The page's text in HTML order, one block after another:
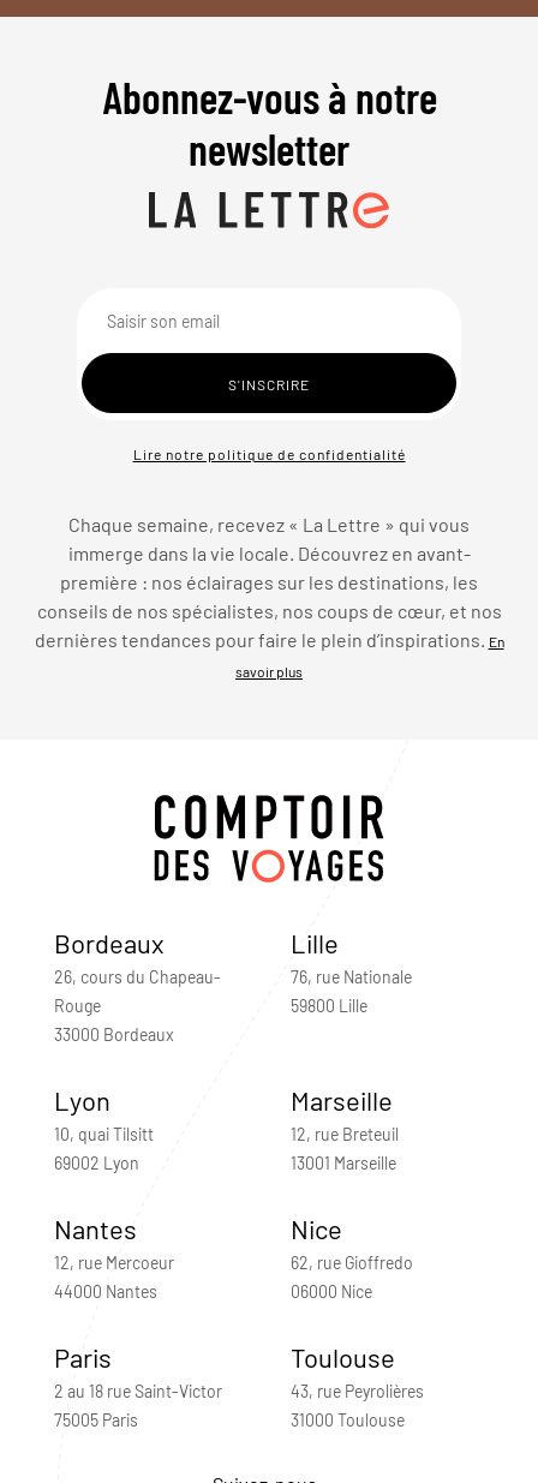
Abonnez-vous à notre
newsletter
Lire notre politique de confidentialité
Chaque semaine, recevez « La Lettre » qui vous
immerge dans la vie locale. Découvrez en avant-
première : nos éclairages sur les destinations, les
conseils de nos spécialistes, nos coups de cœur, et nos
dernières tendances pour faire le plein d’inspirations.
En
savoir plus
Bordeaux
26, cours du Chapeau-
Rouge
33000 Bordeaux
Lille
76, rue Nationale
59800 Lille
Lyon
10, quai Tilsitt
69002 Lyon
Marseille
12, rue Breteuil
13001 Marseille
Nantes
12, rue Mercoeur
44000 Nantes
Nice
62, rue Gioffredo
06000 Nice
Paris
2 au 18 rue Saint-Victor
75005 Paris
Toulouse
43, rue Peyrolières
31000 Toulouse